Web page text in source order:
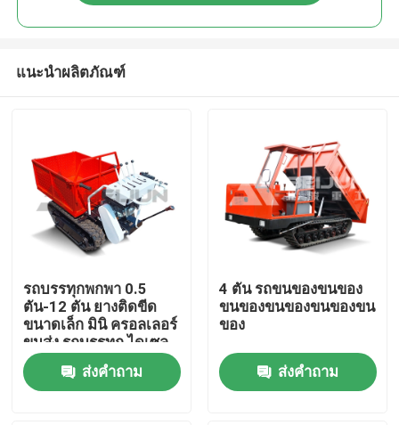
บ้าน
แนะนำผลิตภัณฑ์
รถบรรทุกพกพา 0.5
ตัน-12 ตัน ยางติดขีด
ขนาดเล็ก มินิ ครอลเลอร์
ขนส่ง รถบรรทุก ไดเซล
ส่งคำถาม
4 ตัน รถขนของขนของ
ขนของขนของขนของขน
ของ
ส่งคำถาม